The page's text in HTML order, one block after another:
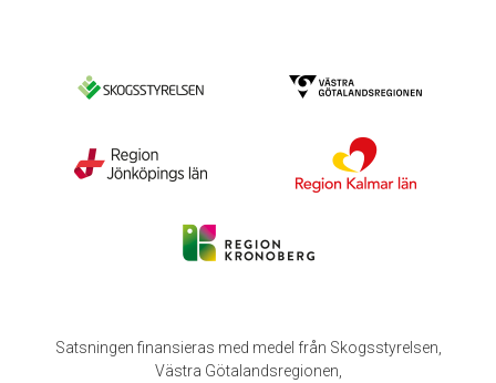
Satsningen finansieras med medel från Skogsstyrelsen,
Västra Götalandsregionen,